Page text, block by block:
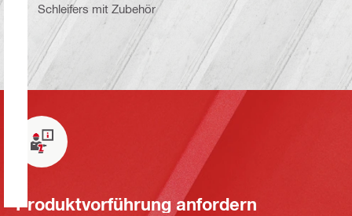
Schleifers mit Zubehör
Produktvorführung anfordern